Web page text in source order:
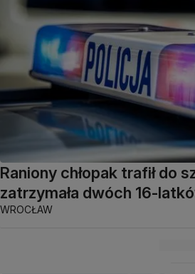
Raniony chłopak trafił do
zatrzymała dwóch 16-
WROCŁAW